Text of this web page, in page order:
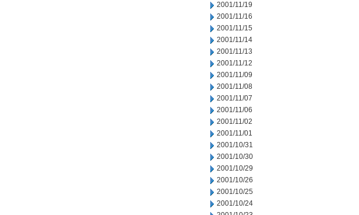
2001/11/19
2001/11/16
2001/11/15
2001/11/14
2001/11/13
2001/11/12
2001/11/09
2001/11/08
2001/11/07
2001/11/06
2001/11/02
2001/11/01
2001/10/31
2001/10/30
2001/10/29
2001/10/26
2001/10/25
2001/10/24